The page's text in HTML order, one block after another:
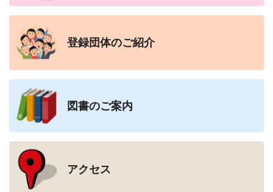
登録団体のご紹介
図書のご案内
アクセス